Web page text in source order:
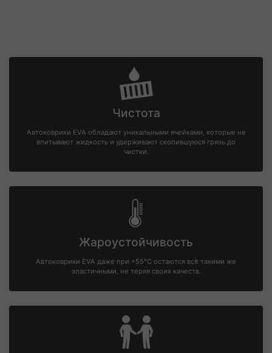
Чистота
Автоковрики EVA обладают уникальными ячейками, которые не
впитывают жидкость и удерживают скопившуюся грязь до
чистки.
Жароустойчивость
Автоковрики EVA даже при +55°С остаются всё такими же
эластичными, не теряя своих качеств.